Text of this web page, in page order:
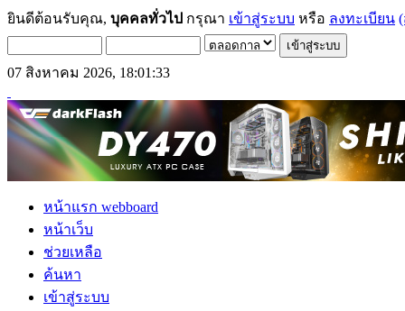
ยินดีต้อนรับคุณ, บุคคลทั่วไป กรุณา เข้าสู่ระบบ หรือ ลงทะเบียน
07 สิงหาคม 2026, 18:01:33
หน้าแรก webboard
หน้าเว็บ
ช่วยเหลือ
ค้นหา
เข้าสู่ระบบ